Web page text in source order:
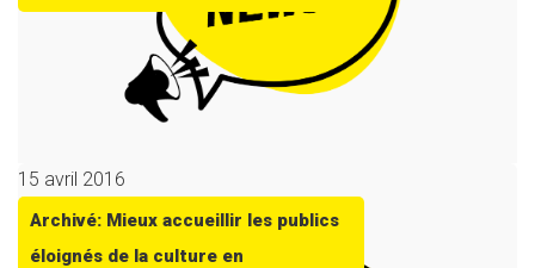
15 avril 2016
Archivé: Mieux accueillir les publics
éloignés de la culture en